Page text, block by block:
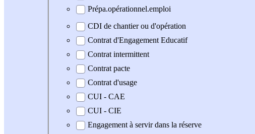
Prépa.opérationnel.emploi
CDI de chantier ou d'opération
Contrat d'Engagement Educatif
Contrat intermittent
Contrat pacte
Contrat d'usage
CUI - CAE
CUI - CIE
Engagement à servir dans la réserve